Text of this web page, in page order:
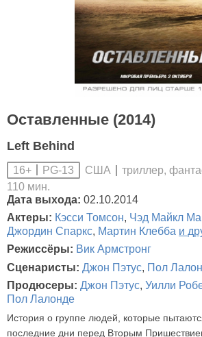
Оставленные (2014)
Left Behind
16+ PG-13 США триллер,
110 мин.
Дата выхода: 02.10.2014
Актеры: Кэсси Томсон, Чэд Майкл
Джордин Спаркс, Мартин Клебба и
Режиссёры: Вик Армстронг
Сценаристы: Джон Пэтус, Пол
Продюсеры: Джон Пэтус, Уилли
Пол Лалонде
История о группе людей, которые
последние дни перед Вторым